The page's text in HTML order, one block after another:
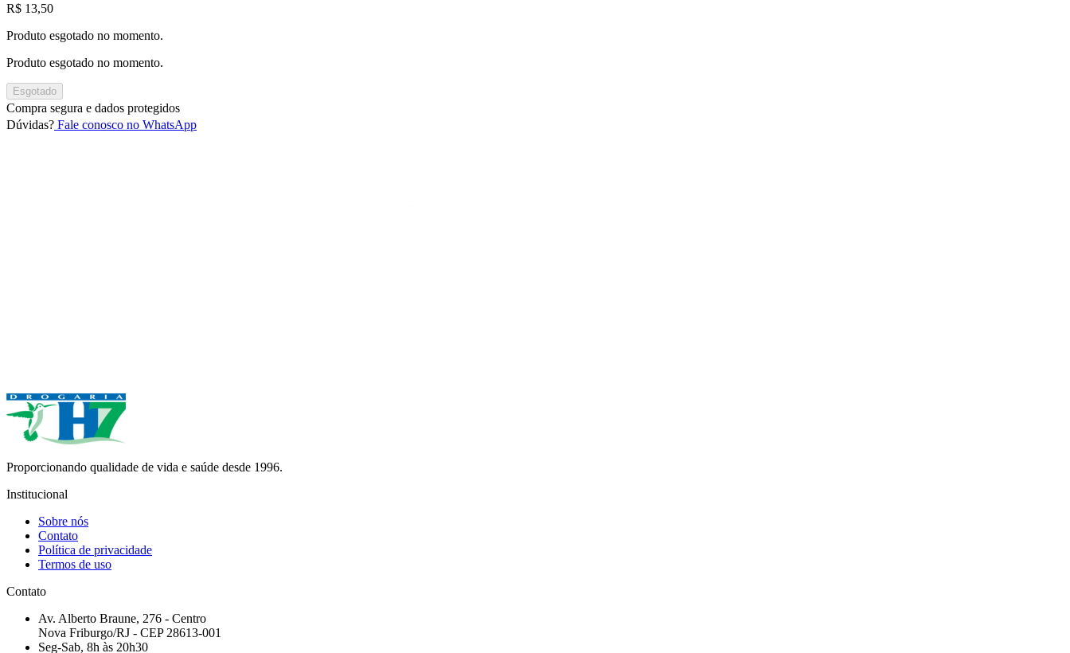
R$ 13,50
Produto esgotado no momento.
Produto esgotado no momento.
Esgotado
Compra segura e dados protegidos
Dúvidas? Fale conosco no WhatsApp
Proporcionando qualidade de vida e saúde desde 1996.
Institucional
Sobre nós
Contato
Política de privacidade
Termos de uso
Contato
Av. Alberto Braune, 276 - Centro
Nova Friburgo/RJ - CEP 28613-001
Seg-Sab, 8h às 20h30